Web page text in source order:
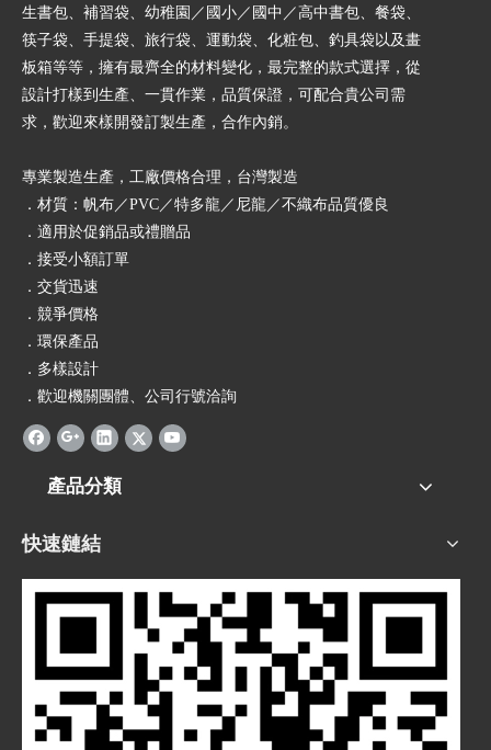
生書包、補習袋、幼稚園／國小／國中／高中書包、餐袋、
筷子袋、手提袋、旅行袋、運動袋、化粧包、釣具袋以及畫
板箱等等，擁有最齊全的材料變化，最完整的款式選擇，從
設計打樣到生產、一貫作業，品質保證，可配合貴公司需
求，歡迎來樣開發訂製生產，合作內銷。
專業製造生產，工廠價格合理，台灣製造
．材質：帆布／PVC／特多龍／尼龍／不織布品質優良
．適用於促銷品或禮贈品
．接受小額訂單
．交貨迅速
．競爭價格
．環保產品
．多樣設計
．歡迎機關團體、公司行號洽詢
產品分類
快速鏈結